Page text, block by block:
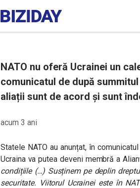
NATO nu oferă Ucrainei un
comunicatul de după
aliații sunt de acord și sunt
acum 3 ani
Statele NATO au anunțat, în
Ucraina va putea deveni membră a
condițiile (…) Susținem pe deplin
securitate. Viitorul Ucrainei este în